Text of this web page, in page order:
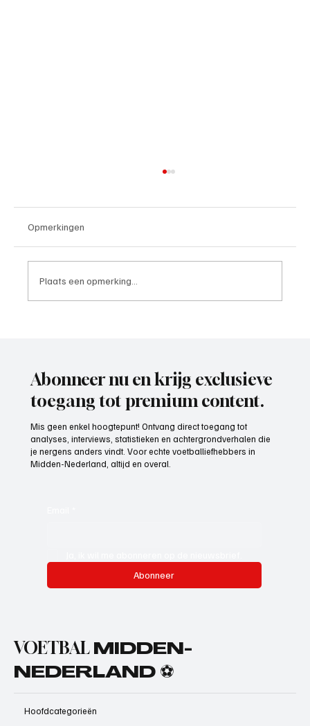
Opmerkingen
Plaats een opmerking...
Abonneer nu en krijg exclusieve
toegang tot premium content.
Mis geen enkel hoogtepunt! Ontvang direct toegang tot
analyses, interviews, statistieken en achtergrondverhalen die
je nergens anders vindt. Voor echte voetballiefhebbers in
Midden-Nederland, altijd en overal.
Abonneer
VOETBAL MIDDEN-
NEDERLAND ⚽
Hoofdcategorieën